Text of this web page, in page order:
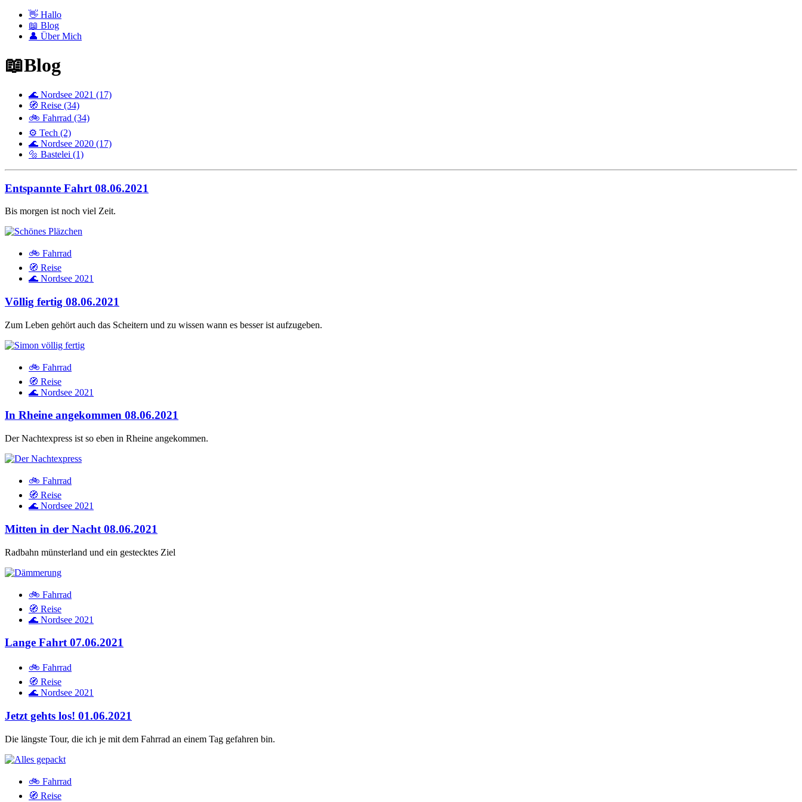
👋 Hallo
📖 Blog
👤 Über Mich
📖Blog
🌊 Nordsee 2021 (17)
🧭 Reise (34)
🚲 Fahrrad (34)
⚙️ Tech (2)
🌊 Nordsee 2020 (17)
🔩 Bastelei (1)
Entspannte Fahrt 08.06.2021
Bis morgen ist noch viel Zeit.
🚲 Fahrrad
🧭 Reise
🌊 Nordsee 2021
Völlig fertig 08.06.2021
Zum Leben gehört auch das Scheitern und zu wissen wann es besser ist aufzugeben.
🚲 Fahrrad
🧭 Reise
🌊 Nordsee 2021
In Rheine angekommen 08.06.2021
Der Nachtexpress ist so eben in Rheine angekommen.
🚲 Fahrrad
🧭 Reise
🌊 Nordsee 2021
Mitten in der Nacht 08.06.2021
Radbahn münsterland und ein gestecktes Ziel
🚲 Fahrrad
🧭 Reise
🌊 Nordsee 2021
Lange Fahrt07.06.2021
🚲 Fahrrad
🧭 Reise
🌊 Nordsee 2021
Jetzt gehts los! 01.06.2021
Die längste Tour, die ich je mit dem Fahrrad an einem Tag gefahren bin.
🚲 Fahrrad
🧭 Reise